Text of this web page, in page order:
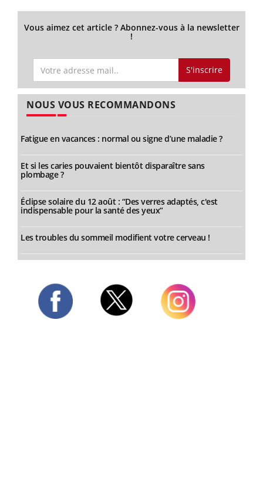
Vous aimez cet article ? Abonnez-vous à la newsletter
!
S'inscrire
NOUS VOUS RECOMMANDONS
Fatigue en vacances : normal ou signe d’une maladie ?
Et si les caries pouvaient bientôt disparaître sans
plombage ?
Éclipse solaire du 12 août : “Des verres adaptés, c'est
indispensable pour la santé des yeux”
Les troubles du sommeil modifient votre cerveau !